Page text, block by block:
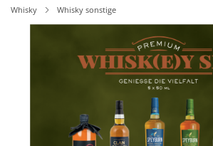
Whisky Whisky sonstige